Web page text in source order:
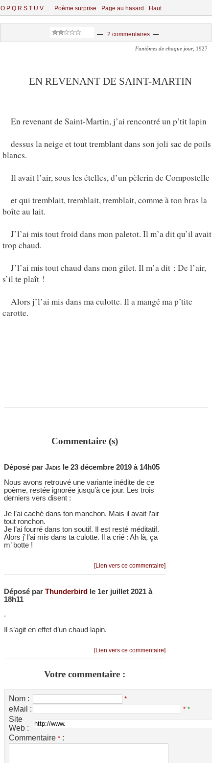
O P Q R S T U V ... Poème surprise Page au hasard Haut
— 2 commentaires —
Fantômes de chaque jour, 1927
EN REVENANT DE SAINT-MARTIN
En revenant de Saint-Martin, j’ai rencontré un p’tit lapin
dessus la neige et tout tremblant dans son joli sac de poils
blancs.
Il avait l’air, sous les ételles, d’un pèlerin de Compostelle
et qui tremblait, tremblait, tremblait, comme à ton bras la
boîte au lait.
J’l’ai mis tout froid dans mon paletot. Il m’a dit qu’il avait
trop chaud.
J’l’ai mis tout chaud dans mon gilet. Il m’a dit : De l’air,
s’il te plaît !
Alors j’l’ai mis dans ma culotte. Il a mangé ma p’tite
carotte.
Commentaire (s)
Déposé par Jadis le 23 décembre 2019 à 14h05
Nous avons retrouvé une variante inédite de ce
poème, restée ignorée jusqu’à ce jour. Les trois
derniers vers disent :
Je l’ai caché dans ton manchon. Mais il avait l’air
tout ronchon.
Je l’ai fourré dans ton soutif. Il est resté méditatif.
Alors j’ l’ai mis dans ta culotte. Il a crié : Ah là, ça
m’ botte !
[Lien vers ce commentaire]
Déposé par Thunderbird
le 1er juillet 2021 à
18h11
.
Il s’agit en effet d’un chaud lapin.
[Lien vers ce commentaire]
Votre commentaire :
Nom : *
eMail : * *
Site
Web :
Commentaire * :